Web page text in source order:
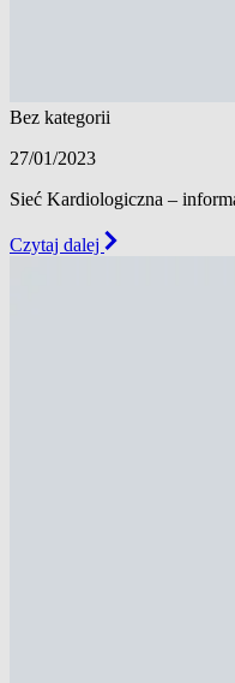
Bez kategorii
27/01/2023
Sieć Kardiologiczna –
Czytaj dalej